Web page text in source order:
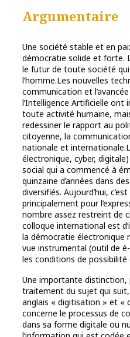
Argumentaire
Une société stable et en
démocratie solide et forte.
le futur de toute société
l’homme.Les nouvelles
communication et
l’Intelligence Artificielle ont
toute activité humaine,
redessiner le rapport au
citoyenne, la
nationale et
électronique, cyber,
social qui a commencé à
quinzaine d’années dans
diversifiés. Aujourd’hui,
principalement pour
nombre assez restreint de
colloque international est
la démocratie électronique
vue instrumental (outil de
les conditions de
Une importante distinction,
traitement du sujet qui
anglais « digitisation » et «
concerne le processus de
dans sa forme digitale ou